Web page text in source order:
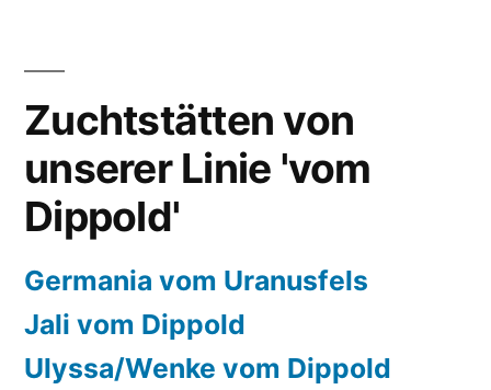
Zuchtstätten von
unserer Linie 'vom
Dippold'
Germania vom Uranusfels
Jali vom Dippold
Ulyssa/Wenke vom Dippold